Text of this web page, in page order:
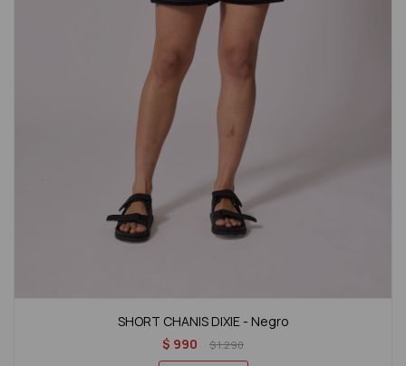
SHORT CHANIS DIXIE - Negro
$ 990 $1.290